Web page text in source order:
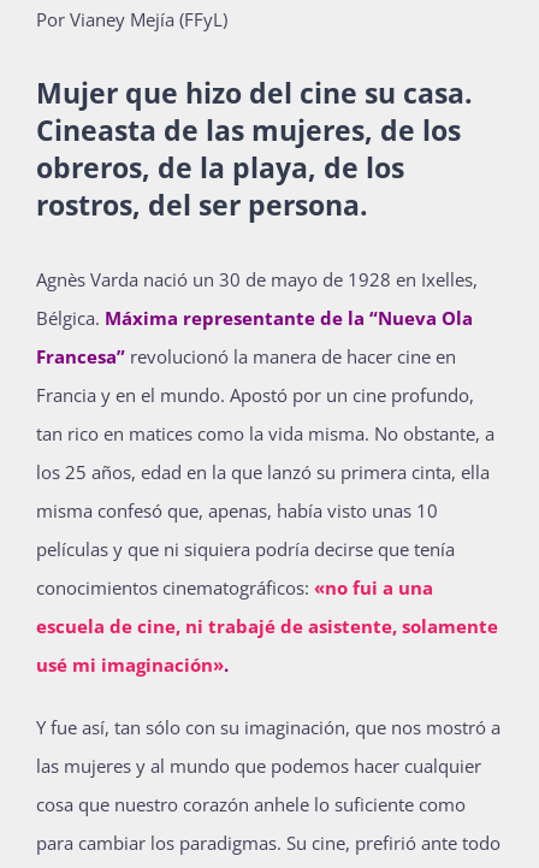
Recursos
Publicaciones
Por Vianey Mejía (FFyL)
Mujer que hizo del cine su casa.
Cineasta de las mujeres, de los
obreros, de la playa, de los
rostros, del ser persona.
Agnès Varda nació un 30 de mayo de 1928 en Ixelles,
Bélgica. Máxima representante de la “Nueva Ola
Francesa” revolucionó la manera de hacer cine en
Francia y en el mundo. Apostó por un cine profundo,
tan rico en matices como la vida misma. No obstante, a
los 25 años, edad en la que lanzó su primera cinta, ella
misma confesó que, apenas, había visto unas 10
películas y que ni siquiera podría decirse que tenía
conocimientos cinematográficos: «no fui a una
escuela de cine, ni trabajé de asistente, solamente
usé mi imaginación».
Y fue así, tan sólo con su imaginación, que nos mostró a
las mujeres y al mundo que podemos hacer cualquier
cosa que nuestro corazón anhele lo suficiente como
para cambiar los paradigmas. Su cine, prefirió ante todo